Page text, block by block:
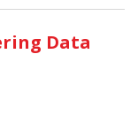
Data